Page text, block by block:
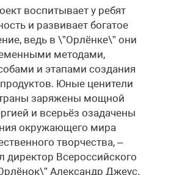
воспитывает у ребят
и развивает богатое
ведь в \”Орлёнке\” они
методами,
и этапами создания
Юные ценители
заряжены мощной
и всерьёз озадачены
окружающего мира
творчества, –
Всероссийского
Александр Джеус.